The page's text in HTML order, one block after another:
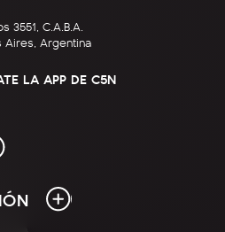
3551, C.A.B.A.
Aires, Argentina
LA APP DE C5N